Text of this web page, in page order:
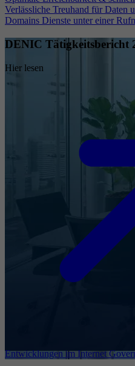
Verlässliche Treuhand für Daten
Domains Dienste unter einer
DENIC Tätigkeitsbericht
Hier lesen
Entwicklungen im Internet